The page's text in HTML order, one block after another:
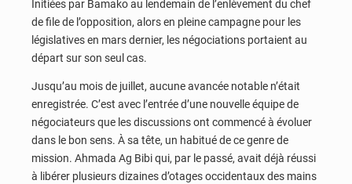
Initiées par Bamako au lendemain de l’enlèvement du chef
de file de l’opposition, alors en pleine campagne pour les
législatives en mars dernier, les négociations portaient au
départ sur son seul cas.
Jusqu’au mois de juillet, aucune avancée notable n’était
enregistrée. C’est avec l’entrée d’une nouvelle équipe de
négociateurs que les discussions ont commencé à évoluer
dans le bon sens. À sa tête, un habitué de ce genre de
mission. Ahmada Ag Bibi qui, par le passé, avait déjà réussi
à libérer plusieurs dizaines d’otages occidentaux des mains